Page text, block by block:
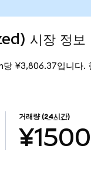
시장 정보
¥3,806.37입니다
거래량 (24시간)